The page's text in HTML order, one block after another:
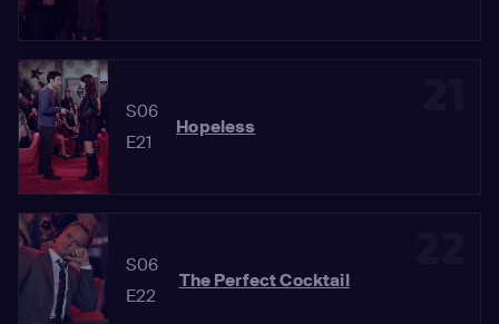
S06
E21
Hopeless
S06
E22
The Perfect Cocktail